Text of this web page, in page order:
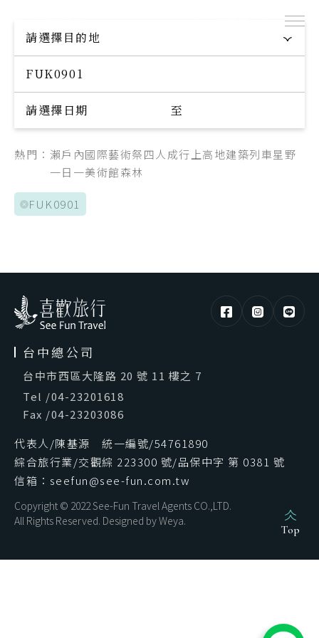
探索專屬您的旅程
Explore your trip
請選擇目的地
請選擇日期 至
熱門： 瀨戶內國際藝術祭四人成行 上高地建築列車星野
一日一美術館森林
FUK0901
台中總公司
台中市西區大隆路 20 號 11 樓之 7
Tel /04-23201618
Fax /04-23203086
代表人/陳基源 統一編號/54761890
綜合旅行業/交觀綜 223300 號/品保中字 第 0381 號
信箱：seefun@see-fun.com.tw
Copyright © 2022 See-Fun Travel Agents CO.,LTD.
All Rights Reserved. Designed byWeya.
Top